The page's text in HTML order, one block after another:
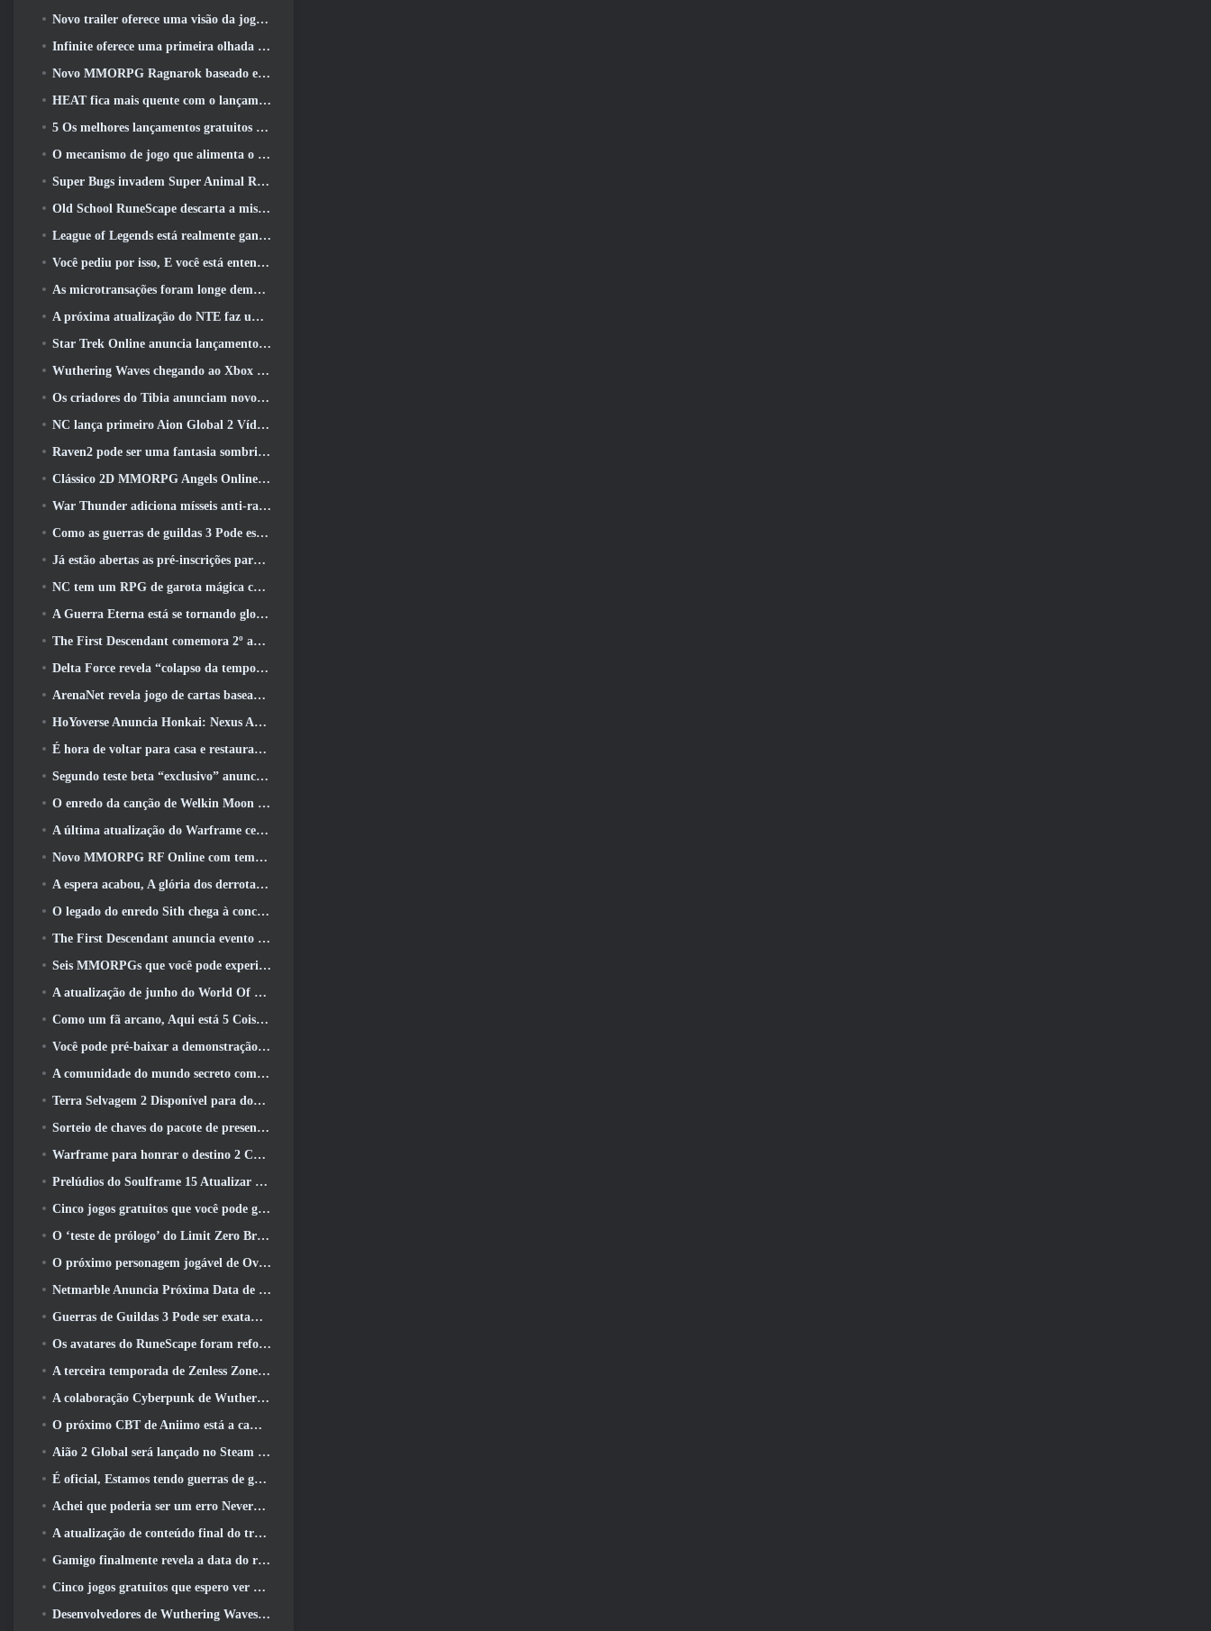
Novo trailer oferece uma visão da jogabilidade no Silver Palace
Infinite oferece uma primeira olhada no herói parecido com uma sereia chegando no SS13: Pós-luz
Novo MMORPG Ragnarok baseado em navegador, Anunciado o Universo Ragnarok
HEAT fica mais quente com o lançamento de um novo mapa do deserto
5 Os melhores lançamentos gratuitos para jogar 2025, Ainda vale a pena jogar 2026?
O mecanismo de jogo que alimenta o universo de fragmentos únicos do Eve Online agora é de código aberto
Super Bugs invadem Super Animal Royale na atualização ‘Super Natural’
Old School RuneScape descarta a missão do Grande Mestre ‘The Blood Moon Rises’, Encerrando uma missão de 20 anos
League of Legends está realmente ganhando um modo clássico
Você pediu por isso, E você está entendendo. Guildas agora estão disponíveis em Eterspire
As microtransações foram longe demais em jogos gratuitos?
A próxima atualização do NTE faz uma pequena viagem paralela a um jogo de mesa de fantasia
Star Trek Online anuncia lançamento da próxima temporada “Undiscovered”
Wuthering Waves chegando ao Xbox junto com a versão 3.5 Atualizar
Os criadores do Tibia anunciam novo teste do MMORPG de zumbis da velha escola, Persistir on-line
NC lança primeiro Aion Global 2 Vídeo do desenvolvedor, Compartilhando detalhes sobre o jogo
Raven2 pode ser uma fantasia sombria, Mas isso não impede a diversão do verão
Clássico 2D MMORPG Angels Online Global é lançado hoje
War Thunder adiciona mísseis anti-radiação e medidas de suporte eletrônico na atualização da cavalaria pesada
Como as guerras de guildas 3 Pode estar procurando inovar no espaço MMO
Já estão abertas as pré-inscrições para o MIRESI da Smilegate: Futuro Invisível
NC tem um RPG de garota mágica com um estilo de arte inspirado em anime dos anos 90 em desenvolvimento
A Guerra Eterna está se tornando global no Steam
The First Descendant comemora 2º aniversário com Descendant Fest 2026 Fluxo
Delta Force revela “colapso da temporada”, Anuncia colaboração Rainbow Six Siege
ArenaNet revela jogo de cartas baseado em Guild Wars, Enevoado
HoYoverse Anuncia Honkai: Nexus Anime “Teste de evolução”
É hora de voltar para casa e restaurar o retiro feliz onde os ventos se encontram
Segundo teste beta “exclusivo” anunciado para atiradores de sobrevivência em equipe
O enredo da canção de Welkin Moon de Genshin Impact chega ao fim.. Na lua
A última atualização do Warframe celebra todos os pais do espaço
Novo MMORPG RF Online com tema Mech da Netmarble será lançado globalmente
A espera acabou, A glória dos derrotados voltou
O legado do enredo Sith chega à conclusão hoje na última atualização do SWTOR
The First Descendant anuncia evento de colaboração EVANGELION
Seis MMORPGs que você pode experimentar durante o Steam Next Fest
A atualização de junho do World Of Warships comemora o Dia da Independência dos EUA com uma nova campanha narrativa
Como um fã arcano, Aqui está 5 Coisas que quero ver do MMO Riot
Você pode pré-baixar a demonstração do Steam Next Fest de Embers Of The Uncrowned Tomorrow
A comunidade do mundo secreto comemora o 14º aniversário com um mistério que eles devem resolver juntos
Terra Selvagem 2 Disponível para download gratuitamente (E manter) Por tempo limitado
Sorteio de chaves do pacote de presente Crystal Saga Nova
Warframe para honrar o destino 2 Com atividade e título especiais no jogo
Prelúdios do Soulframe 15 Atualizar saque e pesca de retrabalhos
Cinco jogos gratuitos que você pode gostar de experimentar durante o Bullet Fest
O ‘teste de prólogo’ do Limit Zero Breakers começa hoje
O próximo personagem jogável de Overwatch parece ser um chefe do crime ciborgue sobrecarregado
Netmarble Anuncia Próxima Data de Lançamento Global RF Online
Guerras de Guildas 3 Pode ser exatamente o que a indústria de MMO precisa agora
Os avatares do RuneScape foram reformulados na maior atualização visual do jogo nos últimos dez anos
A terceira temporada de Zenless Zone Zero começa com uma viagem para uma ilha Bangboo no céu, E para a plataforma Steam
A colaboração Cyberpunk de Wuthering Waves é exatamente o que eu quero dos meus eventos de crossover de videogame
O próximo CBT de Aniimo está a caminho… E, Temos uma janela oficial de lançamento
Aião 2 Global será lançado no Steam e no Purple ainda este ano
É oficial, Estamos tendo guerras de guildas 3
Achei que poderia ser um erro Neverness To Everness ter o evento Porsche Collab Gacha tão cedo, Mas eu estava errado
A atualização de conteúdo final do trailer de Destiny 2 é um grito de guerra
Gamigo finalmente revela a data do retorno de Gloria Victis, Será que sobreviverá na segunda vez?
Cinco jogos gratuitos que espero ver durante o Summer Game Fest
Desenvolvedores de Wuthering Waves discutem a criação da sequência de batalha Lahai-Roi Mech